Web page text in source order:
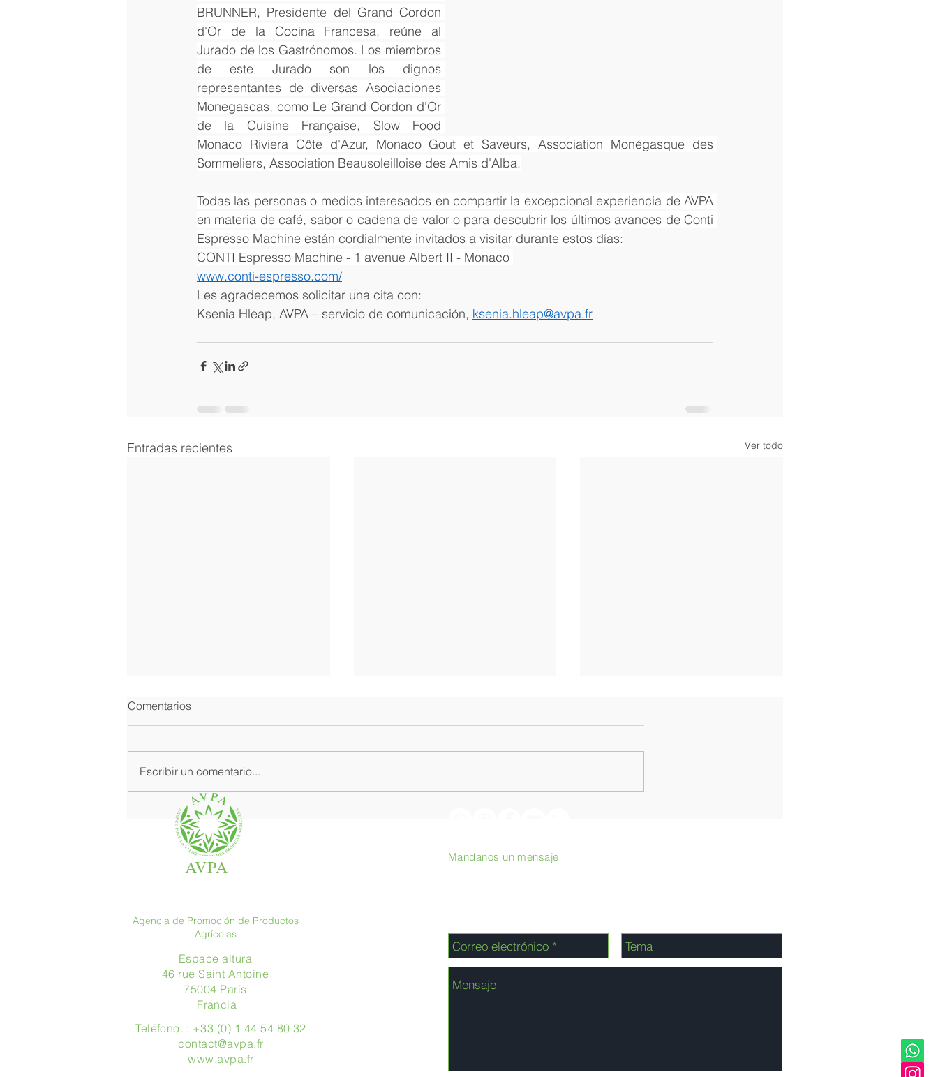
BRUNNER, Presidente del Grand Cordon
d'Or de la Cocina Francesa, reúne al
Jurado de los Gastrónomos. Los miembros
de este Jurado son los dignos
representantes de diversas Asociaciones
Monegascas, como Le Grand Cordon d'Or
de la Cuisine Française, Slow Food
Monaco Riviera Côte d'Azur, Monaco Gout et Saveurs, Association Monégasque des
Sommeliers, Association Beausoleilloise des Amis d'Alba.
Todas las personas o medios interesados en compartir la excepcional experiencia de AVPA
en materia de café, sabor o cadena de valor o para descubrir los últimos avances de Conti
Espresso Machine están cordialmente invitados a visitar durante estos días:
CONTI Espresso Machine - 1 avenue Albert II - Monaco
www.conti-espresso.com/
Les agradecemos solicitar una cita con:
Ksenia Hleap, AVPA – servicio de comunicación, ksenia.hleap@avpa.fr
Entradas recientes Ver todo
Donde la gastronomía fina
brilla en su mejor versión
Comentarios
Escribir un comentario...
AVPA
Agencia de Promoción de Productos
Agrícolas
Espace altura
46 rue Saint Antoine
75004 París
​ Francia
Teléfono. : +33 (0) 1 44 54 80 32
contact@avpa.fr
www.avpa.fr
Mandanos un mensaje